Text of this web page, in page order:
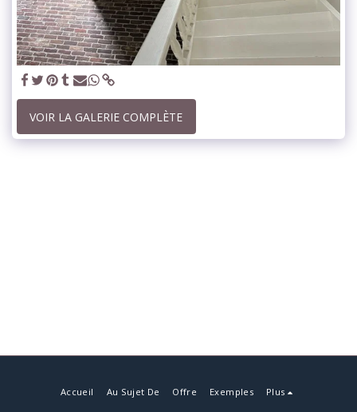
VOIR LA GALERIE COMPLÈTE
Accueil Au Sujet De Offre Exemples Plus